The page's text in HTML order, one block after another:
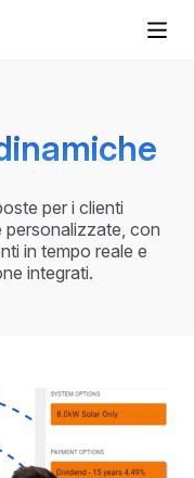
per i clienti
personalizzate, con
in tempo reale e
integrati.